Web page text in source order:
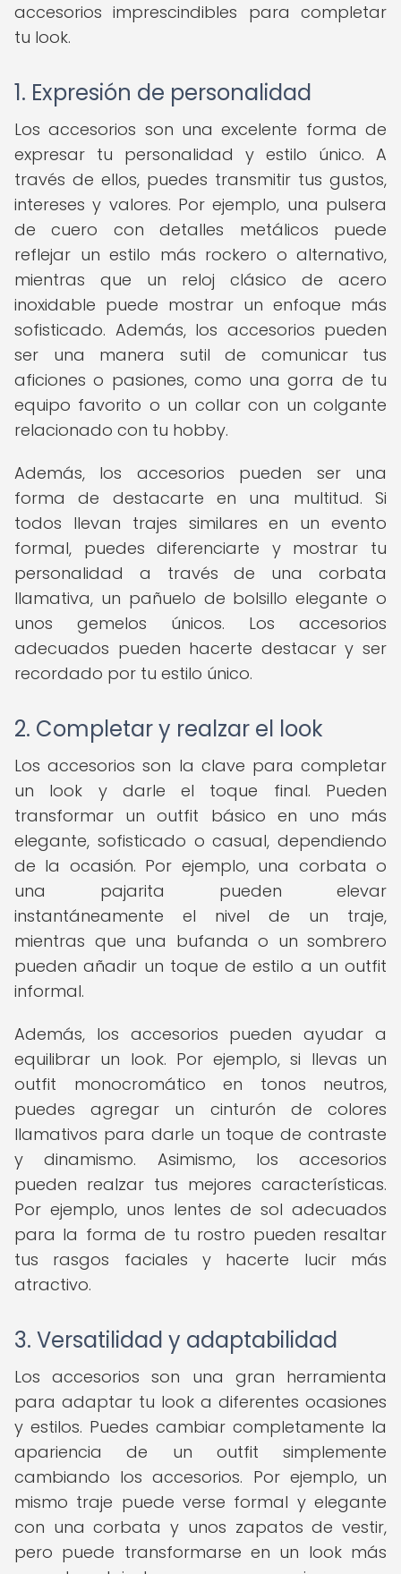
accesorios imprescindibles para completar
tu look.
1. Expresión de personalidad
Los accesorios son una excelente forma de
expresar tu personalidad y estilo único. A
través de ellos, puedes transmitir tus gustos,
intereses y valores. Por ejemplo, una pulsera
de cuero con detalles metálicos puede
reflejar un estilo más rockero o alternativo,
mientras que un reloj clásico de acero
inoxidable puede mostrar un enfoque más
sofisticado. Además, los accesorios pueden
ser una manera sutil de comunicar tus
aficiones o pasiones, como una gorra de tu
equipo favorito o un collar con un colgante
relacionado con tu hobby.
Además, los accesorios pueden ser una
forma de destacarte en una multitud. Si
todos llevan trajes similares en un evento
formal, puedes diferenciarte y mostrar tu
personalidad a través de una corbata
llamativa, un pañuelo de bolsillo elegante o
unos gemelos únicos. Los accesorios
adecuados pueden hacerte destacar y ser
recordado por tu estilo único.
2. Completar y realzar el look
Los accesorios son la clave para completar
un look y darle el toque final. Pueden
transformar un outfit básico en uno más
elegante, sofisticado o casual, dependiendo
de la ocasión. Por ejemplo, una corbata o
una pajarita pueden elevar
instantáneamente el nivel de un traje,
mientras que una bufanda o un sombrero
pueden añadir un toque de estilo a un outfit
informal.
Además, los accesorios pueden ayudar a
equilibrar un look. Por ejemplo, si llevas un
outfit monocromático en tonos neutros,
puedes agregar un cinturón de colores
llamativos para darle un toque de contraste
y dinamismo. Asimismo, los accesorios
pueden realzar tus mejores características.
Por ejemplo, unos lentes de sol adecuados
para la forma de tu rostro pueden resaltar
tus rasgos faciales y hacerte lucir más
atractivo.
3. Versatilidad y adaptabilidad
Los accesorios son una gran herramienta
para adaptar tu look a diferentes ocasiones
y estilos. Puedes cambiar completamente la
apariencia de un outfit simplemente
cambiando los accesorios. Por ejemplo, un
mismo traje puede verse formal y elegante
con una corbata y unos zapatos de vestir,
pero puede transformarse en un look más